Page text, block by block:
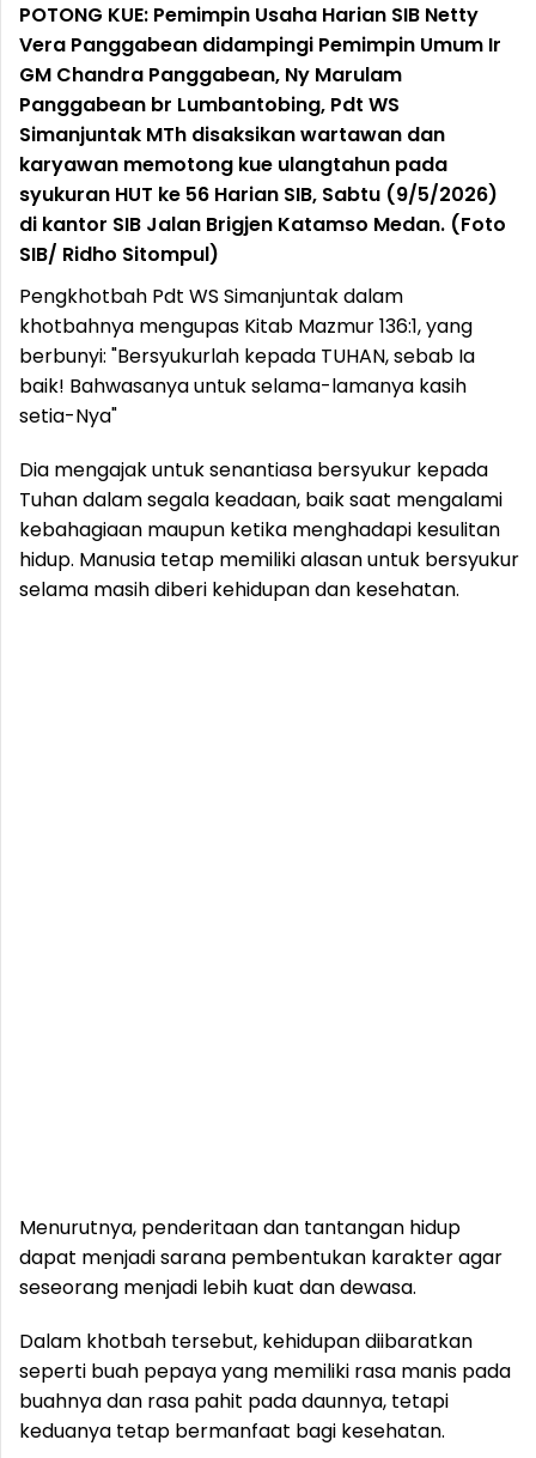
POTONG KUE: Pemimpin Usaha Harian SIB Netty
Vera Panggabean didampingi Pemimpin Umum Ir
GM Chandra Panggabean, Ny Marulam
Panggabean br Lumbantobing, Pdt WS
Simanjuntak MTh disaksikan wartawan dan
karyawan memotong kue ulangtahun pada
syukuran HUT ke 56 Harian SIB, Sabtu (9/5/2026)
di kantor SIB Jalan Brigjen Katamso Medan. (Foto
SIB/ Ridho Sitompul)
Pengkhotbah Pdt WS Simanjuntak dalam
khotbahnya mengupas Kitab Mazmur 136:1, yang
berbunyi: "Bersyukurlah kepada TUHAN, sebab Ia
baik! Bahwasanya untuk selama-lamanya kasih
setia-Nya"
Dia mengajak untuk senantiasa bersyukur kepada
Tuhan dalam segala keadaan, baik saat mengalami
kebahagiaan maupun ketika menghadapi kesulitan
hidup. Manusia tetap memiliki alasan untuk bersyukur
selama masih diberi kehidupan dan kesehatan.
Menurutnya, penderitaan dan tantangan hidup
dapat menjadi sarana pembentukan karakter agar
seseorang menjadi lebih kuat dan dewasa.
Dalam khotbah tersebut, kehidupan diibaratkan
seperti buah pepaya yang memiliki rasa manis pada
buahnya dan rasa pahit pada daunnya, tetapi
keduanya tetap bermanfaat bagi kesehatan.